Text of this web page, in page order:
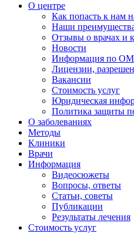
О центре
Как попасть к нам
Наши
Отзывы о врачах и
Новости
Информация по
Лицензии,
Вакансии
Стоимость услуг
Юридическая
Политика защиты
О заболеваниях
Методы
Клиники
Врачи
Информация
Видеосюжеты
Вопросы, ответы
Статьи, советы
Публикации
Результаты лечения
Стоимость услуг